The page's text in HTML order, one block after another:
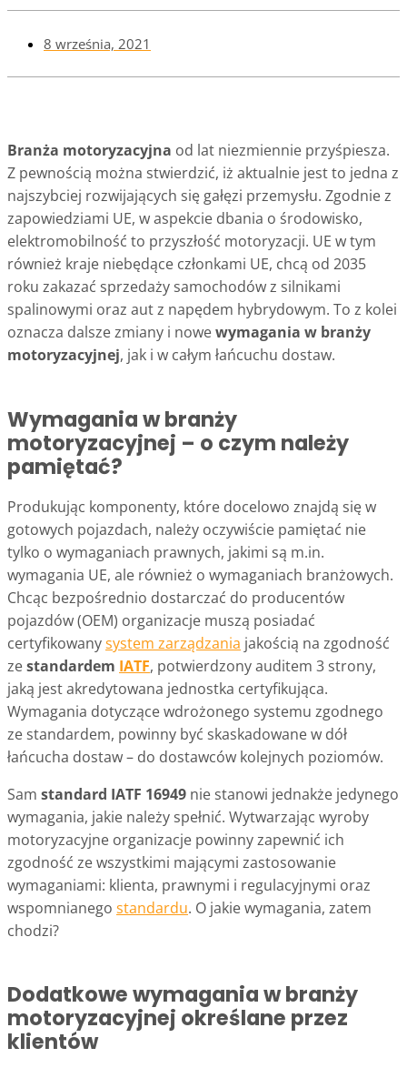
8 września, 2021
Branża motoryzacyjna od lat niezmiennie przyśpiesza.
Z pewnością można stwierdzić, iż aktualnie jest to jedna z
najszybciej rozwijających się gałęzi przemysłu. Zgodnie z
zapowiedziami UE, w aspekcie dbania o środowisko,
elektromobilność to przyszłość motoryzacji. UE w tym
również kraje niebędące członkami UE, chcą od 2035
roku zakazać sprzedaży samochodów z silnikami
spalinowymi oraz aut z napędem hybrydowym. To z kolei
oznacza dalsze zmiany i nowewymagania w branży
motoryzacyjnej, jak i w całym łańcuchu dostaw.
Wymagania w branży
motoryzacyjnej – o czym należy
pamiętać?
Produkując komponenty, które docelowo znajdą się w
gotowych pojazdach, należy oczywiście pamiętać nie
tylko o wymaganiach prawnych, jakimi są m.in.
wymagania UE, ale również o wymaganiach branżowych.
Chcąc bezpośrednio dostarczać do producentów
pojazdów (OEM) organizacje muszą posiadać
certyfikowanysystem zarządzania jakością na zgodność
zestandardem IATF, potwierdzony auditem 3 strony,
jaką jest akredytowana jednostka certyfikująca.
Wymagania dotyczące wdrożonego systemu zgodnego
ze standardem, powinny być skaskadowane w dół
łańcucha dostaw – do dostawców kolejnych poziomów.
Sam standard IATF 16949 nie stanowi jednakże jedynego
wymagania, jakie należy spełnić. Wytwarzając wyroby
motoryzacyjne organizacje powinny zapewnić ich
zgodność ze wszystkimi mającymi zastosowanie
wymaganiami: klienta, prawnymi i regulacyjnymi oraz
wspomnianego standardu. O jakie wymagania, zatem
chodzi?
Dodatkowe wymagania w branży
motoryzacyjnej określane przez
klientów